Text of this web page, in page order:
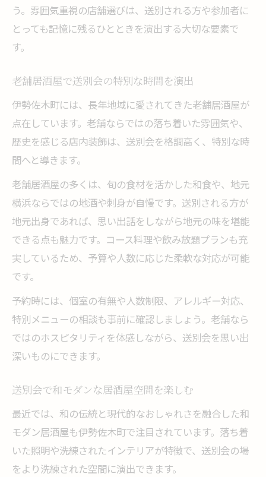
う。雰囲気重視の店舗選びは、送別される方や参加者に
とっても記憶に残るひとときを演出する大切な要素で
す。
老舗居酒屋で送別会の特別な時間を演出
伊勢佐木町には、長年地域に愛されてきた老舗居酒屋が
点在しています。老舗ならではの落ち着いた雰囲気や、
歴史を感じる店内装飾は、送別会を格調高く、特別な時
間へと導きます。
老舗居酒屋の多くは、旬の食材を活かした和食や、地元
横浜ならではの地酒や刺身が自慢です。送別される方が
地元出身であれば、思い出話をしながら地元の味を堪能
できる点も魅力です。コース料理や飲み放題プランも充
実しているため、予算や人数に応じた柔軟な対応が可能
です。
予約時には、個室の有無や人数制限、アレルギー対応、
特別メニューの相談も事前に確認しましょう。老舗なら
ではのホスピタリティを体感しながら、送別会を思い出
深いものにできます。
送別会で和モダンな居酒屋空間を楽しむ
最近では、和の伝統と現代的なおしゃれさを融合した和
モダン居酒屋も伊勢佐木町で注目されています。落ち着
いた照明や洗練されたインテリアが特徴で、送別会の場
をより洗練された空間に演出できます。